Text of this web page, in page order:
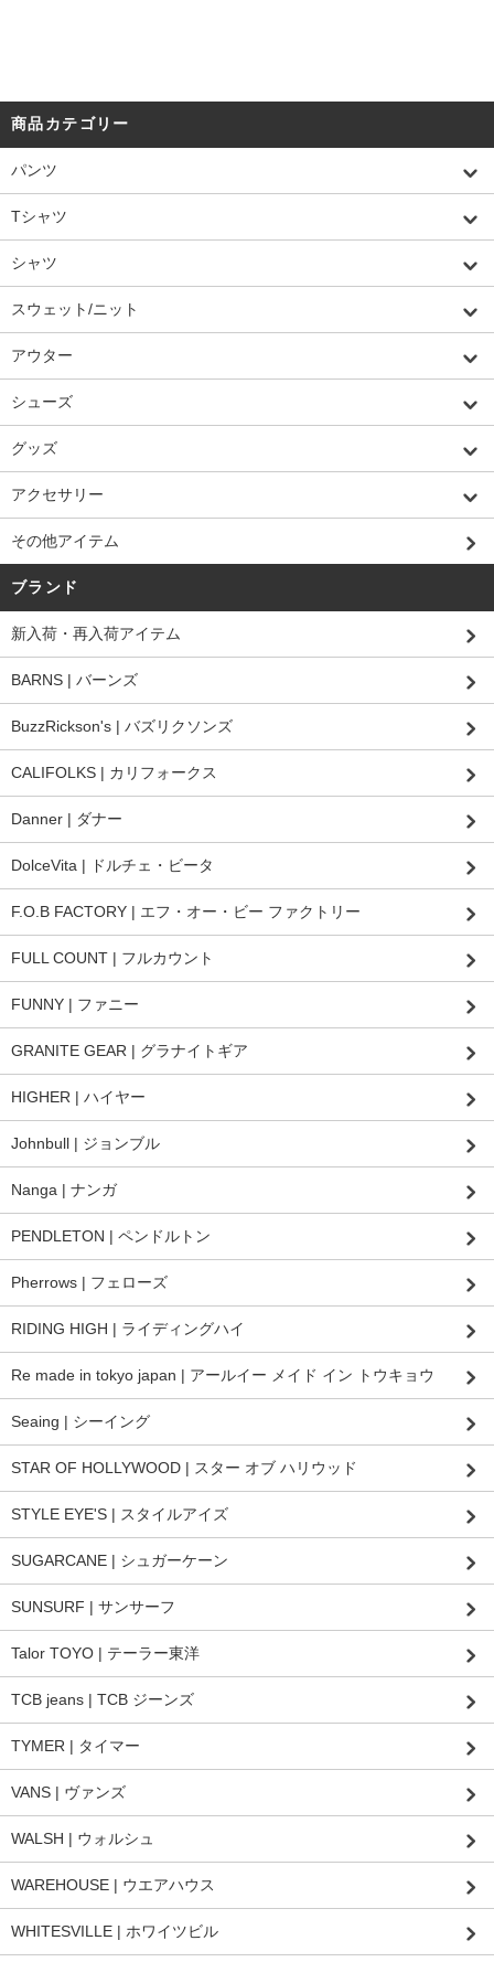
商品カテゴリー
パンツ
Tシャツ
シャツ
スウェット/ニット
アウター
シューズ
グッズ
アクセサリー
その他アイテム
ブランド
新入荷・再入荷アイテム
BARNS | バーンズ
BuzzRickson's | バズリクソンズ
CALIFOLKS | カリフォークス
Danner | ダナー
DolceVita | ドルチェ・ビータ
F.O.B FACTORY | エフ・オー・ビー ファクトリー
FULL COUNT | フルカウント
FUNNY | ファニー
GRANITE GEAR | グラナイトギア
HIGHER | ハイヤー
Johnbull | ジョンブル
Nanga | ナンガ
PENDLETON | ペンドルトン
Pherrows | フェローズ
RIDING HIGH | ライディングハイ
Re made in tokyo japan | アールイー メイド イン トウキョウ
Seaing | シーイング
STAR OF HOLLYWOOD | スター オブ ハリウッド
STYLE EYE'S | スタイルアイズ
SUGARCANE | シュガーケーン
SUNSURF | サンサーフ
Talor TOYO | テーラー東洋
TCB jeans | TCB ジーンズ
TYMER | タイマー
VANS | ヴァンズ
WALSH | ウォルシュ
WAREHOUSE | ウエアハウス
WHITESVILLE | ホワイツビル